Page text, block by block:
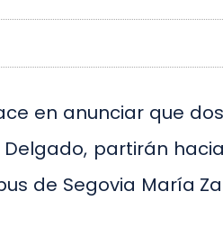
en anunciar que
partirán
de Segovia María